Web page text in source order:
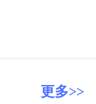
更多>>